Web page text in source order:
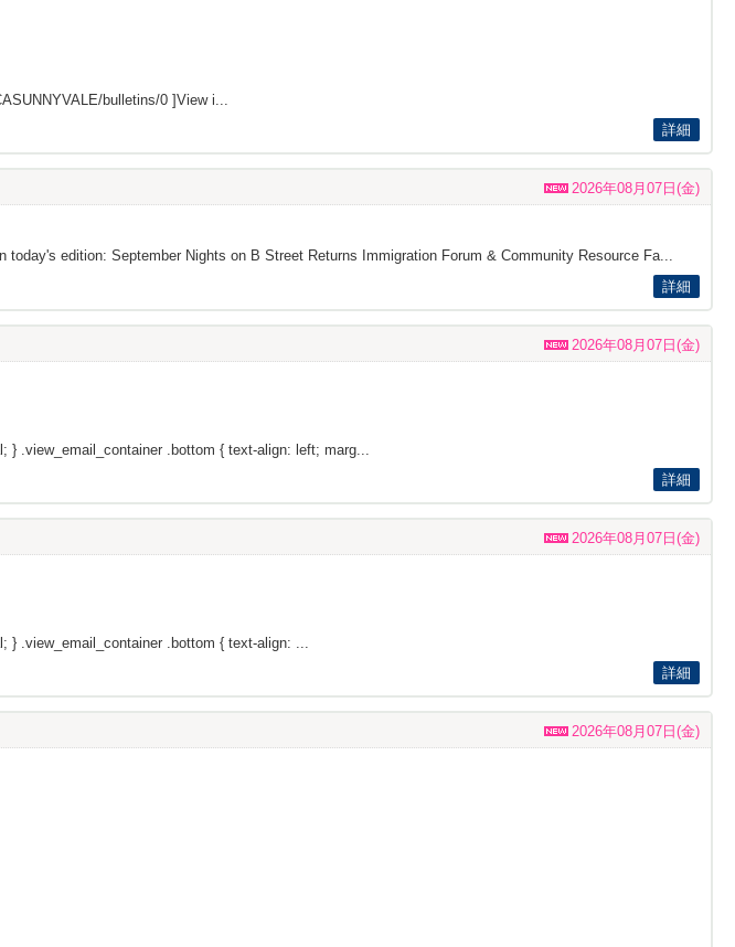
bulletins/0 ]View i...
詳細
2026年08月07日(金)
edition: September Nights on B Street Returns Immigration Forum & Community Resource Fa...
詳細
2026年08月07日(金)
} .view_email_container .bottom { text-align: left; marg...
詳細
2026年08月07日(金)
} .view_email_container .bottom { text-align: ...
詳細
2026年08月07日(金)